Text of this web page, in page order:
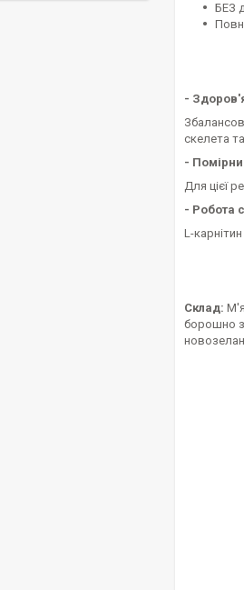
БЕЗ
-
скелета
-
Для цієї
- Робота
L-
Склад:
борошно з